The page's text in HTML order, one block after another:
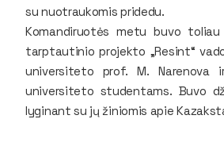
su nuotraukomis pridedu.
Komandiruotės metu buvo
tarptautinio projekto „Resint“
universiteto prof. M. Narenova
universiteto studentams. Buvo
lyginant su jų žiniomis apie